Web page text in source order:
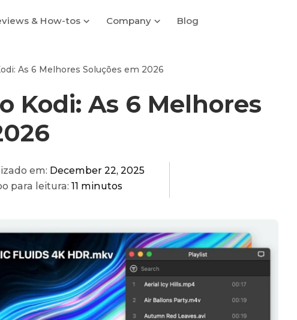
& How-tos Company Blog
As 6 Melhores Soluções em 2026
Kodi: As 6 Melhores
em: December 22, 2025
para leitura: 11 minutos